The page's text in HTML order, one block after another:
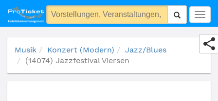
(14074) Jazzfestival Viersen
Musik Konzert (Modern)
Jazz/Blues
(14074) Jazzfestival Viersen